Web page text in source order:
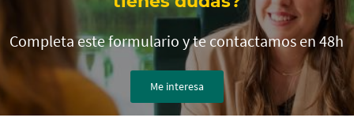
Completa este formulario y te contactamos en 48h
Me interesa